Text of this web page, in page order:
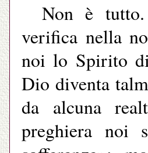
Non è tutto.
verifica nella
noi lo Spirito
Dio diventa
da alcuna
preghiera noi